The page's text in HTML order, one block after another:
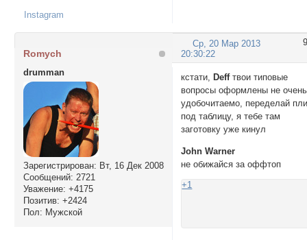
Instagram
9
Ср, 20 Мар 2013
20:30:22
Romych
drumman
Зарегистрирован: Вт, 16 Дек 2008
Сообщений: 2721
Уважение: +4175
Позитив: +2424
Пол: Мужской
кстати, Deffтвои типовые
вопросы оформлены не очень
удобочитаемо, переделай
под таблицу, я тебе там
заготовку уже кинул
John Warner
не обижайся за оффтоп
+1